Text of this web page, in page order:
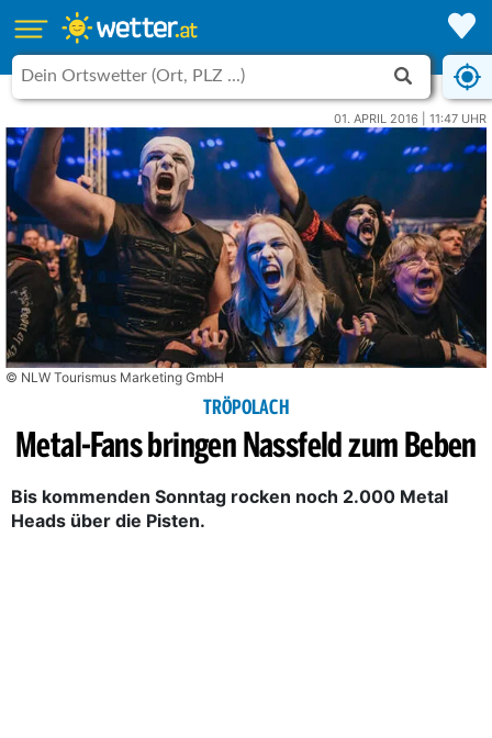
01. APRIL 2016 | 11:47 UHR
© NLW Tourismus Marketing GmbH
TRÖPOLACH
Metal-Fans bringen Nassfeld zum Beben
Bis kommenden Sonntag rocken noch 2.000 Metal
Heads über die Pisten.